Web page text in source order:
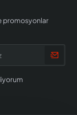
promosyonlar